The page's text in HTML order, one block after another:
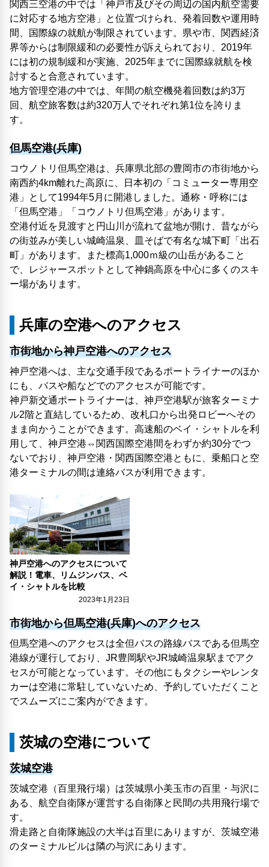
関西三空港の中では「神戸市及びその周辺の国内航空需要
に対応する地方空港」と位置づけられ、発着回数や運用時
間、国際線の就航が制限されています。県や市、関西経済
界等からは制限緩和の必要性が訴えられており、2019年
には初の規制緩和が実施、2025年までに国際線就航を検
討すると合意されています。
地方管理空港の中では、年間の航空機発着回数は約3万
回、航空旅客数は約320万人でそれぞれ第1位を誇りま
す。
但馬空港(兵庫)
コウノトリ但馬空港は、兵庫県北部の豊岡市の市街地から
南西約4km離れた高原に、日本初の「コミューター専用空
港」として1994年5月に開港しました。通称・呼称には
「但馬空港」「コウノトリ但馬空港」があります。
空港付近を見渡すと円山川が流れて盆地が開け、昔ながら
の街並みが美しい城崎温泉、皿そばで有名な城下町「出石
町」があります。また標高1,000ｍ級の山岳があること
で、レジャースポットとして神鍋高原を中心に多くのスキ
ー場があります。
兵庫の空港へのアクセス
市街地から神戸空港へのアクセス
神戸空港へは、主な交通手段であるポートライナーのほか
にも、バスや船などでのアクセスが可能です。
神戸新交通ポートライナーは、神戸空港駅が旅客ターミナ
ル2階と直結しているため、改札口から出発ロビーへその
まま向かうことができます。高速船のベイ・シャトルを利
用して、神戸空港⇔関西国際空港間をわずか約30分でつ
ないでおり、神戸空港・関西国際空港ともに、乗船口と空
港ターミナルの間は連絡バスが利用できます。
神戸空港へのアクセスについて
解説！電車、リムジンバス、ベ
イ・シャトルを比較
2023年1月23日
市街地から但馬空港(兵庫)へのアクセス
但馬空港へのアクセスは全但バスの路線バスである但馬空
港線が運行しており、JR豊岡駅やJR城崎温泉駅までアク
セスが可能となっています。その他にもタクシーやレンタ
カーは空港に常駐していないため、予約していただくこと
でスムーズにご案内ができます。
茨城の空港について
茨城空港
茨城空港（百里飛行場）は茨城県小美玉市の百里・与沢に
ある、航空自衛隊が運営する自衛隊と民間の共用飛行場で
す。
滑走路と自衛隊施設の大半は百里にありますが、茨城空港
のターミナルビルは隣の与沢にあります。